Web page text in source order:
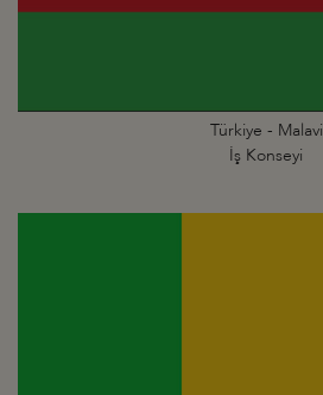
Türkiye - Malavi
İş Konseyi